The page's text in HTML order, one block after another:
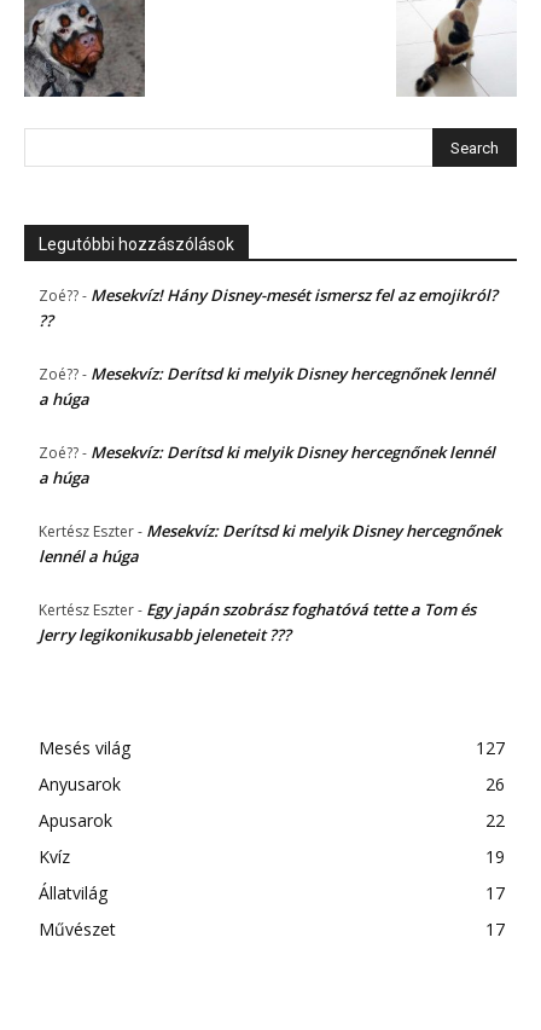
Legutóbbi hozzászólások
Zoé??- Mesekvíz! Hány Disney-mesét ismersz fel az emojikról?
??
Zoé??- Mesekvíz: Derítsd ki melyik Disney hercegnőnek lennél
a húga
Zoé??- Mesekvíz: Derítsd ki melyik Disney hercegnőnek lennél
a húga
Kertész Eszter- Mesekvíz: Derítsd ki melyik Disney hercegnőnek
lennél a húga
Kertész Eszter- Egy japán szobrász foghatóvá tette a Tom és
Jerry legikonikusabb jeleneteit ???
Mesés világ
127
Anyusarok
26
Apusarok
22
Kvíz
19
Állatvilág
17
Művészet
17